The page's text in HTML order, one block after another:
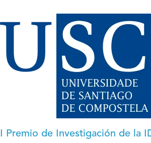
I Premio de Investigación de la